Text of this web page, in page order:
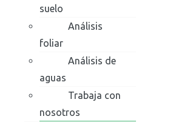
suelo
Análisis
foliar
Análisis de
aguas
Trabaja con
nosotros